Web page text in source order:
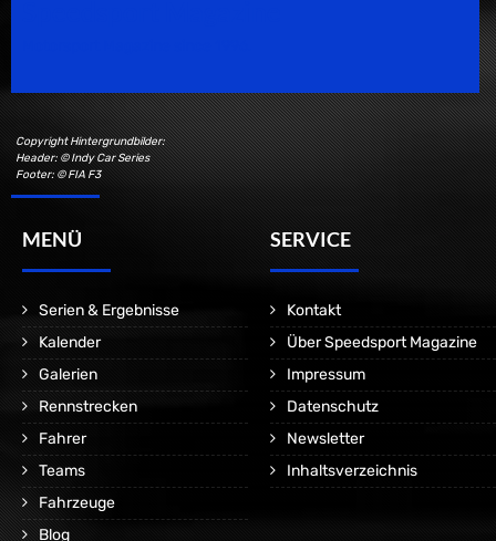
Copyright Hintergrundbilder:
Header: © Indy Car Series
Footer: © FIA F3
MENÜ
Serien & Ergebnisse
Kalender
Galerien
Rennstrecken
Fahrer
Teams
Fahrzeuge
Blog
SERVICE
Kontakt
Über Speedsport Magazine
Impressum
Datenschutz
Newsletter
Inhaltsverzeichnis